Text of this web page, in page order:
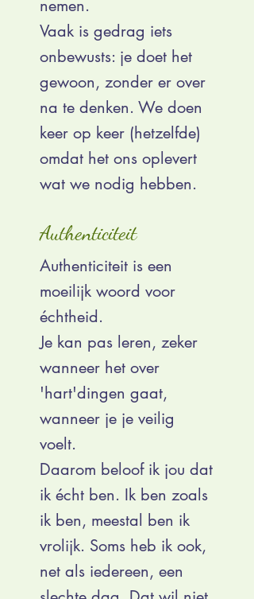
nemen.
Vaak is gedrag iets
onbewusts: je doet het
gewoon, zonder er over
na te denken. We doen
keer op keer (hetzelfde)
omdat het ons oplevert
wat we nodig hebben.
Authenticiteit
Authenticiteit is een
moeilijk woord voor
échtheid.
Je kan pas leren, zeker
wanneer het over
'hart'dingen gaat,
wanneer je je veilig
voelt.
Daarom beloof ik jou dat
ik écht ben. Ik ben zoals
ik ben, meestal ben ik
vrolijk. Soms heb ik ook,
net als iedereen, een